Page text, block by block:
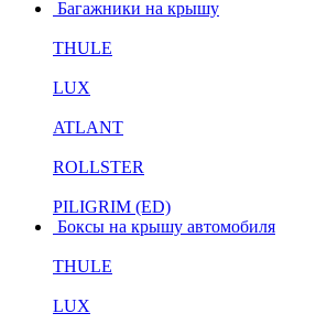
Багажники на крышу
THULE
LUX
ATLANT
ROLLSTER
PILIGRIM (ED)
Боксы на крышу автомобиля
THULE
LUX